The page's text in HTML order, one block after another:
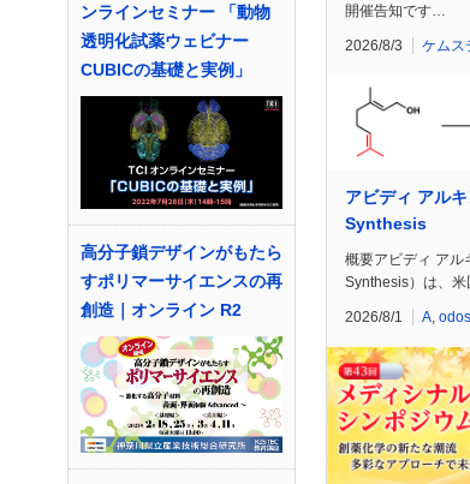
ンラインセミナー 「動物
透明化試薬ウェビナー
CUBICの基礎と実例」
高分子鎖デザインがもたら
すポリマーサイエンスの再
創造｜オンライン R2
開催告知です…
2026/8/3 ケムス
アビディ アル
Synthesis
概要アビディ アル
Synthesis）は、米
2026/8/1 A